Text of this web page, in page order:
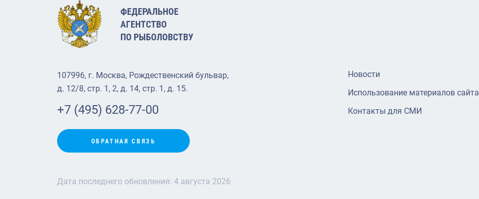
ФЕДЕРАЛЬНОЕ
АГЕНТСТВО
ПО РЫБОЛОВСТВУ
107996, г. Москва, Рождественский бульвар,
д. 12/8, стр. 1, 2, д. 14, стр. 1, д. 15.
+7 (495) 628-77-00
ОБРАТНАЯ СВЯЗЬ
Новости
Использование материалов сайта
Контакты для СМИ
Дата последнего обновления: 4 августа 2026